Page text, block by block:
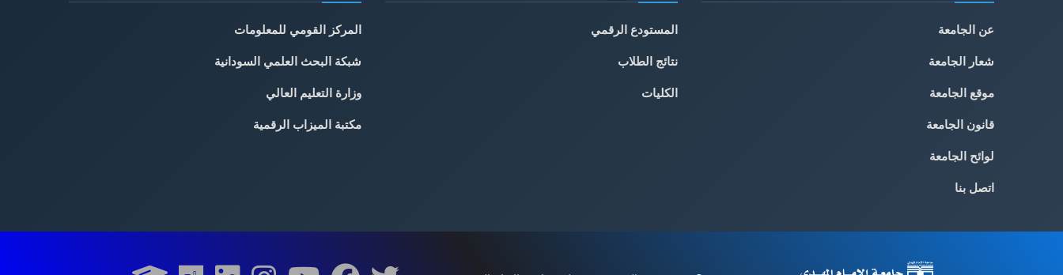
عن الجامعة
شعار الجامعة
موقع الجامعة
قانون الجامعة
لوائح الجامعة
اتصل بنا
المستودع الرقمي
نتائج الطلاب
الكليات
المركز القومي للمعلومات
شبكة البحث العلمي السودانية
وزارة التعليم العالي
مكتبة الميزاب الرقمية